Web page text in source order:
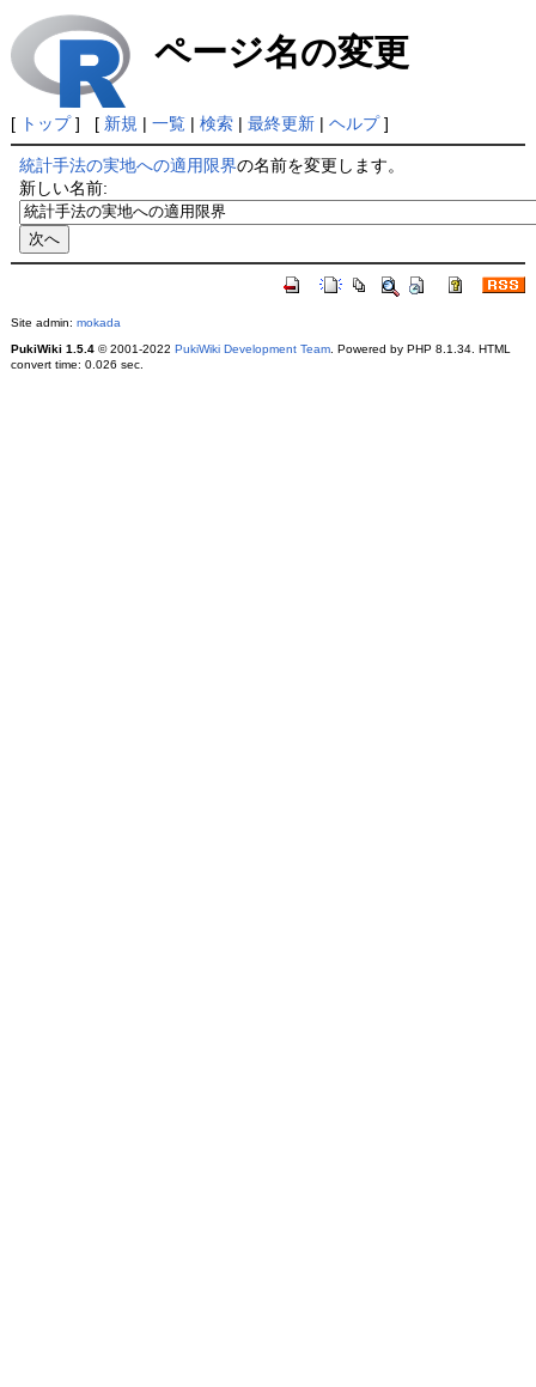
ページ名の変更
[ トップ] [ 新規 | 一覧| 検索| 最終更新| ヘルプ]
統計手法の実地への適用限界の名前を変更します。
新しい名前:
Site admin: mokada
PukiWiki 1.5.4© 2001-2022 PukiWiki Development Team. Powered by PHP 8.1.34. HTML
convert time: 0.026 sec.